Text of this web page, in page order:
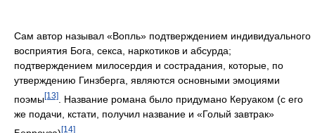
Сам автор называл «Вопль» подтверждением индивидуального
восприятия Бога, секса, наркотиков и абсурда;
подтверждением милосердия и сострадания, которые, по
утверждению Гинзберга, являются основными эмоциями
поэмы[13]
. Название романа было придумано Керуаком (с его
же подачи, кстати, получил название и «Голый завтрак»
[14]